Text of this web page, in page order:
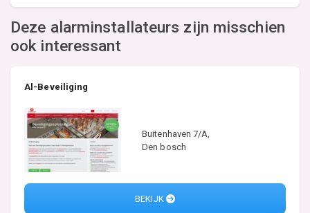
Deze alarminstallateurs zijn misschien
ook interessant
Al-Beveiliging
Buitenhaven 7/A,
Den bosch
BEKIJK